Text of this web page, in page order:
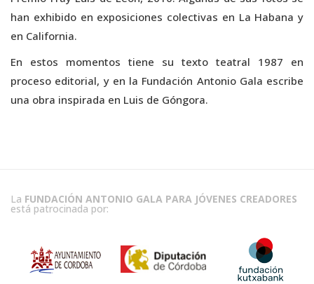
han exhibido en exposiciones colectivas en La Habana y
en California.
En estos momentos tiene su texto teatral 1987 en
proceso editorial, y en la Fundación Antonio Gala escribe
una obra inspirada en Luis de Góngora.
La FUNDACIÓN ANTONIO GALA PARA JÓVENES CREADORES
está patrocinada por: